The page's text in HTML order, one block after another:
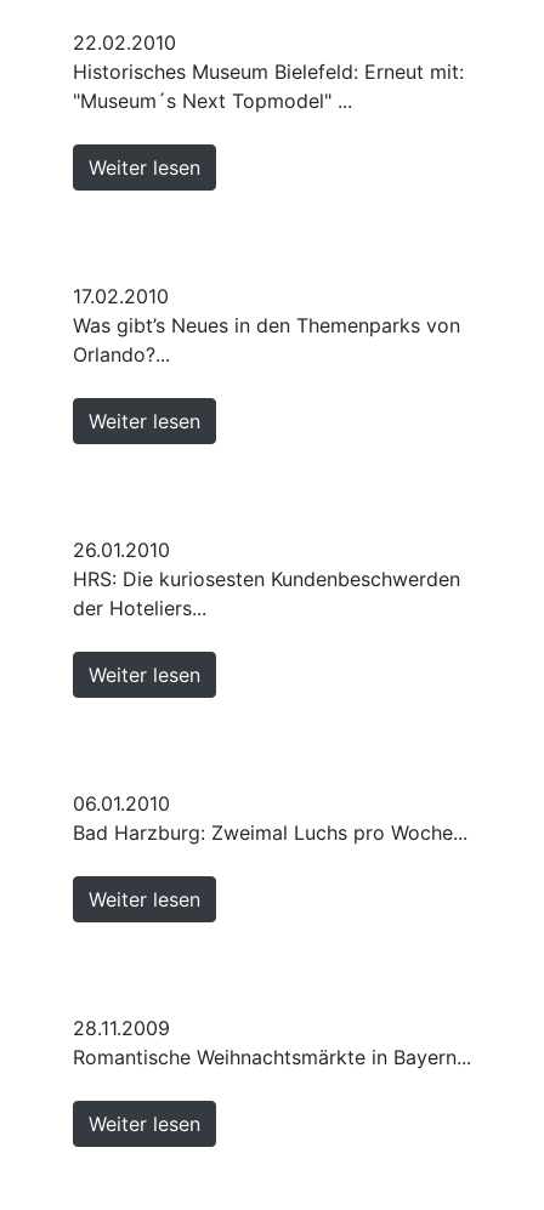
22.02.2010
Historisches Museum Bielefeld: Erneut mit:
"Museum´s Next Topmodel" ...
Weiter lesen
17.02.2010
Was gibt’s Neues in den Themenparks von
Orlando?...
Weiter lesen
26.01.2010
HRS: Die kuriosesten Kundenbeschwerden
der Hoteliers...
Weiter lesen
06.01.2010
Bad Harzburg: Zweimal Luchs pro Woche...
Weiter lesen
28.11.2009
Romantische Weihnachtsmärkte in Bayern...
Weiter lesen